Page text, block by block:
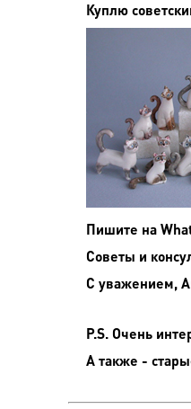
Куплю
Пишите на
Советы и
С уважением,
P.S. Очень
А также -